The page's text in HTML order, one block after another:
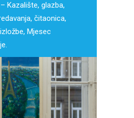
Kazalište, glazba,
čitaonica,
Mjesec